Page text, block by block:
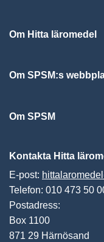
Om Hitta läromedel
Om SPSM:s
Om SPSM
Kontakta Hitta
E-post:
Telefon: 010 473 50
Postadress:
Box 1100
871 29 Härnösand